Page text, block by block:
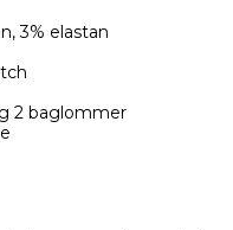
3% elastan
2 baglommer